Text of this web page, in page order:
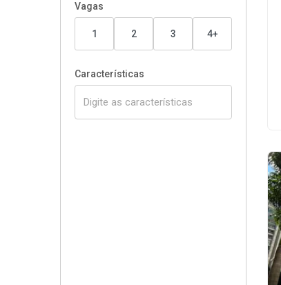
Vagas
1 2 3 4+
Características